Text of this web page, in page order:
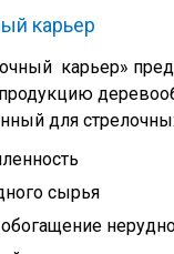
карьер
карьер»
для
сырья